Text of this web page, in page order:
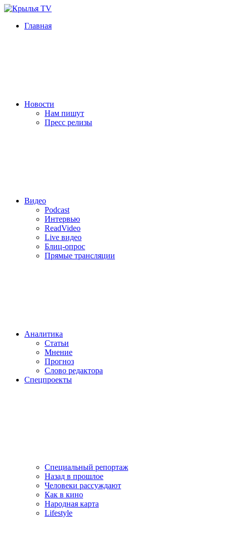
Главная
Новости
Нам пишут
Пресс релизы
Видео
Podcast
Интервью
ReadVideo
Live видео
Блиц-опрос
Прямые трансляции
Аналитика
Статьи
Мнение
Прогноз
Cлово редактора
Спецпроекты
Специальный репортаж
Назад в прошлое
Человеки рассуждают
Как в кино
Народная карта
Lifestyle